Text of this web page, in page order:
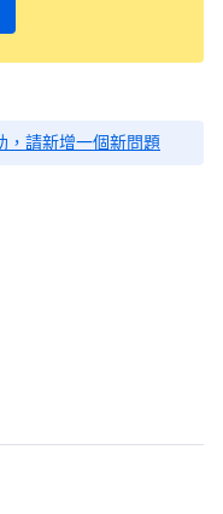
，請新增一個新問題